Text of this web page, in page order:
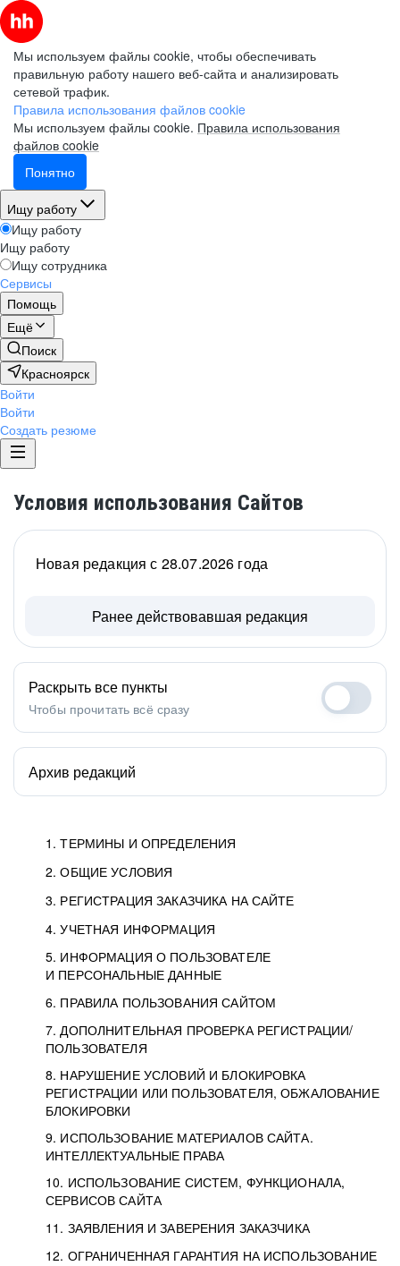
Мы используем файлы cookie, чтобы обеспечивать
правильную работу нашего веб-сайта и анализировать
сетевой трафик.
Правила использования файлов cookie
Мы используем файлы cookie. Правила использования
файлов cookie
Понятно
Ищу работу
Ищу работу
Ищу работу
Ищу сотрудника
Сервисы
Помощь
Ещё
Поиск
Красноярск
Войти
Войти
Создать резюме
Условия использования Сайтов
1. ТЕРМИНЫ И ОПРЕДЕЛЕНИЯ
2. ОБЩИЕ УСЛОВИЯ
3. РЕГИСТРАЦИЯ ЗАКАЗЧИКА НА САЙТЕ
4. УЧЕТНАЯ ИНФОРМАЦИЯ
5. ИНФОРМАЦИЯ О ПОЛЬЗОВАТЕЛЕ
И ПЕРСОНАЛЬНЫЕ ДАННЫЕ
6. ПРАВИЛА ПОЛЬЗОВАНИЯ САЙТОМ
7. ДОПОЛНИТЕЛЬНАЯ ПРОВЕРКА РЕГИСТРАЦИИ/
ПОЛЬЗОВАТЕЛЯ
8. НАРУШЕНИЕ УСЛОВИЙ И БЛОКИРОВКА
РЕГИСТРАЦИИ ИЛИ ПОЛЬЗОВАТЕЛЯ, ОБЖАЛОВАНИЕ
БЛОКИРОВКИ
9. ИСПОЛЬЗОВАНИЕ МАТЕРИАЛОВ САЙТА.
ИНТЕЛЛЕКТУАЛЬНЫЕ ПРАВА
10. ИСПОЛЬЗОВАНИЕ СИСТЕМ, ФУНКЦИОНАЛА,
СЕРВИСОВ САЙТА
11. ЗАЯВЛЕНИЯ И ЗАВЕРЕНИЯ ЗАКАЗЧИКА
12. ОГРАНИЧЕННАЯ ГАРАНТИЯ НА ИСПОЛЬЗОВАНИЕ
Новая редакция с 28.07.2026 года
Ранее действовавшая редакция
Раскрыть все пункты
Чтобы прочитать всё сразу
Архив редакций